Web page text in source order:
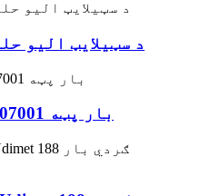
د سټیلایټ الیو
Waspaloy UNSN07001 بار پټه